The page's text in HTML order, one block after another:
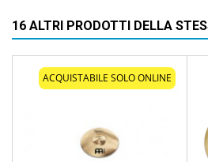
16 ALTRI PRODOTTI DELLA
ACQUISTABILE SOLO ONLINE